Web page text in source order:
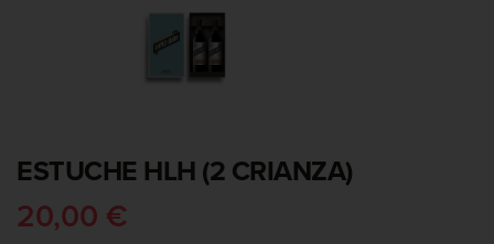
ESTUCHE HLH (2 CRIANZA)
20,00 €